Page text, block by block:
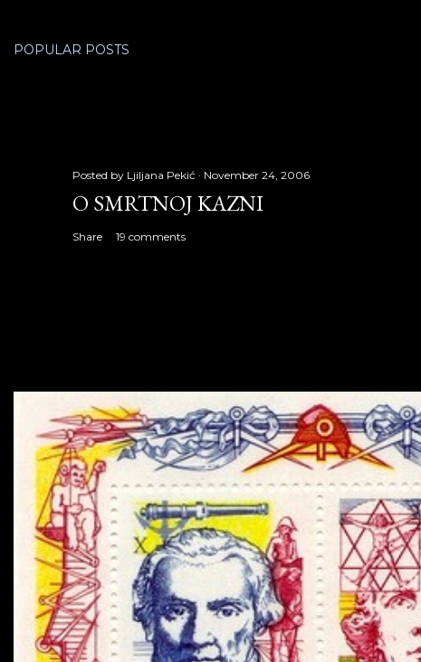
POPULAR POSTS
Posted by Ljiljana Pekić November 24, 2006
O SMRTNOJ KAZNI
Share 19 comments